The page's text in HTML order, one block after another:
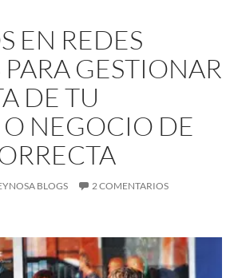
EN REDES
GESTIONAR
DE TU
O NEGOCIO DE
BLOGS 2 COMENTARIOS